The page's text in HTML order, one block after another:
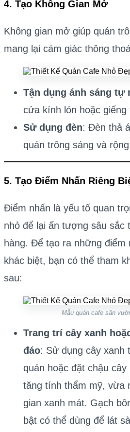
4. Tạo Không Gian Mở
Không gian mở giúp quán
mang lại cảm giác thông
Tận dụng ánh sáng tự
cửa kính lón hoặc giếng
Sử dụng đèn: Đèn thả
quán trông sáng và
5. Tạo Điểm Nhấn Riêng
Điểm nhấn là yếu tố quan
nhỏ để lại ấn tượng sâu sắc
hàng. Để tạo ra những điểm
khác biệt, bạn có thể tham
sau:
Mẫu quán cafe sân
Trang trí cây xanh
đáo: Sử dụng cây xanh
quán hoặc đặt chậu
tăng tính thẩm mỹ, vừa
gian xanh mát. Gạch
bật có thể dùng để lát